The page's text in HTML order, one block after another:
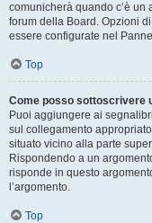
comunicherà quando c’è
forum della Board. Opzioni
essere configurate nel
Top
Come posso sottoscrivere
Puoi aggiungere ai
sul collegamento
situato vicino alla parte
Rispondendo a un
risponde in questo
l’argomento.
Top